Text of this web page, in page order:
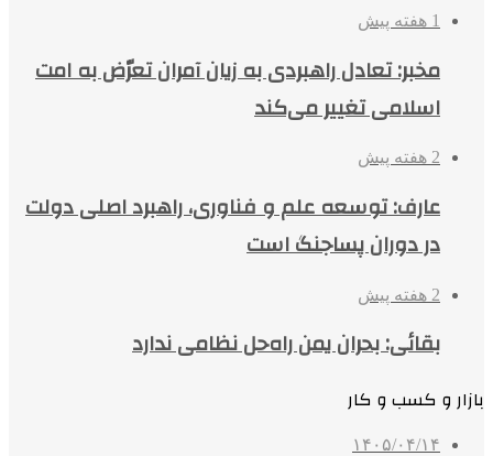
1 هفته پیش
مخبر: تعادل راهبردی به زیان آمران تعرّض به امت
اسلامی تغییر می‌کند
2 هفته پیش
عارف: توسعه علم و فناوری، راهبرد اصلی دولت
در دوران پساجنگ است
2 هفته پیش
بقائی: بحران یمن راه‌حل نظامی ندارد
بازار و کسب و کار
۱۴۰۵/۰۴/۱۴